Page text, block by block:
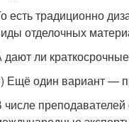
есть традиционно
отделочных
дают ли
Ещё один вариант —
числе